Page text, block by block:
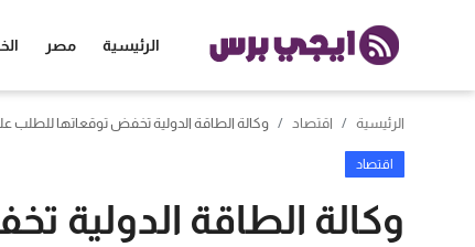
الرئيسية مصر
الرئيسية اقتصاد وكالة الطاقة الدولية تخفض توقعاتها للطلب
اقتصاد
وكالة الطاقة الدولية